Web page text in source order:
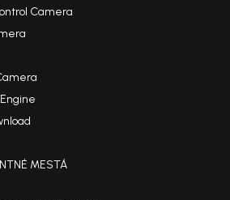
Camera
MESTÁ